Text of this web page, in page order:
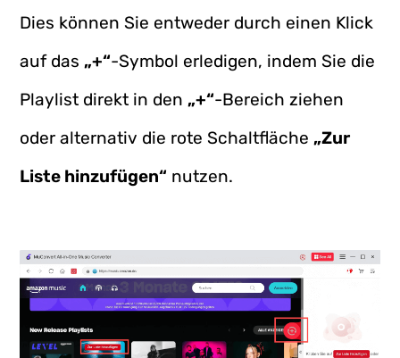
Dies können Sie entweder durch einen Klick
auf das „+“-Symbol erledigen, indem Sie die
Playlist direkt in den „+“-Bereich ziehen
oder alternativ die rote Schaltfläche „Zur
Liste hinzufügen“ nutzen.